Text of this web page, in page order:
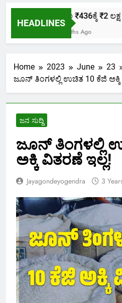
HEADLINES
ಕೇವಲ ₹436ಕ್ಕೆ ₹2
2 Months Ago
Home 2023 June
23
ಜೂನ್ ತಿಂಗಳಲ್ಲಿ ಉಚಿತ 10 ಕೆಜಿ ಅಕ್ಕಿ
ಜನ ಸುದ್ದಿ
ಜೂನ್ ತಿಂಗಳಲ್ಲಿ
ಅಕ್ಕಿ ವಿತರಣೆ ಇಲ್ಲ!
Jayagondeyogendra 3